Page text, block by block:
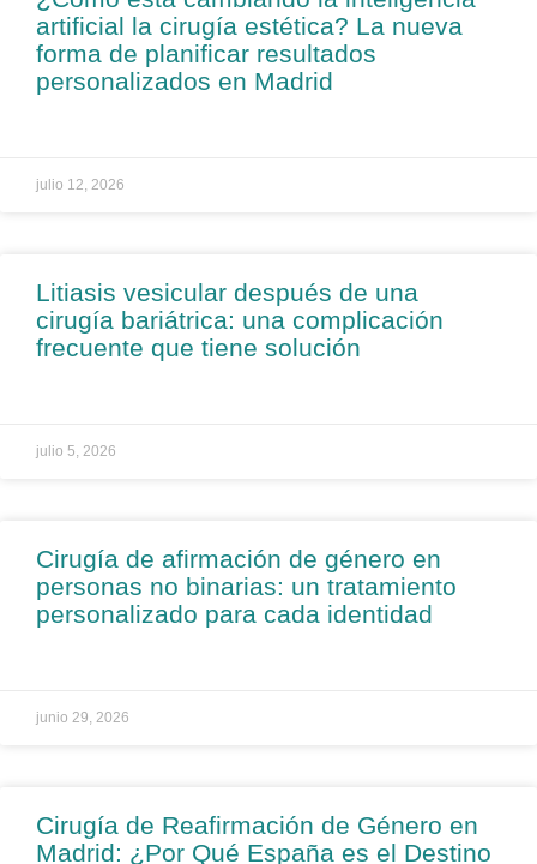
artificial la cirugía estética? La nueva
forma de planificar resultados
personalizados en Madrid
julio 12, 2026
Litiasis vesicular después de una
cirugía bariátrica: una complicación
frecuente que tiene solución
julio 5, 2026
Cirugía de afirmación de género en
personas no binarias: un tratamiento
personalizado para cada identidad
junio 29, 2026
Cirugía de Reafirmación de Género en
Madrid: ¿Por Qué España es el Destino